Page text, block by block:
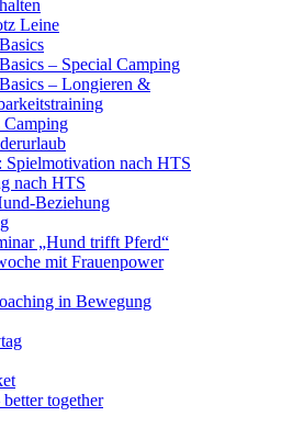
Leine
– Special Camping
– Longieren &
Camping
Spielmotivation nach HTS
nach HTS
Beziehung
„Hund trifft Pferd“
mit Frauenpower
in Bewegung
together